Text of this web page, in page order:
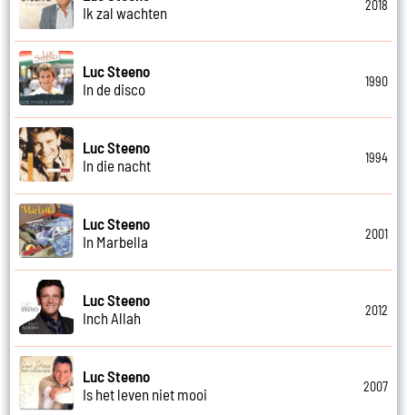
Ik zal wachten
2018
Luc Steeno
In de disco
1990
Luc Steeno
In die nacht
1994
Luc Steeno
In Marbella
2001
Luc Steeno
Inch Allah
2012
Luc Steeno
Is het leven niet mooi
2007